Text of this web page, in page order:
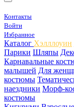
Контакты
Войти
Избранное
Каталог Хэлллоуин
Парики Шляпы
Карнавальные
малышей Для
костюмы
наездники Морф-
костюмы